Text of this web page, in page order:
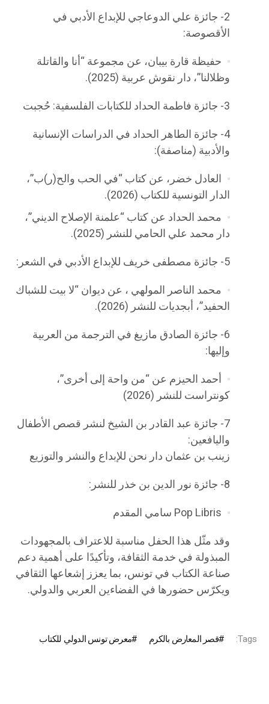
2- جائزة علي الدوعاجي للإبداع الأدبي في
الأقصوصة:
حفيظة قارة بيبان، عن مجموعة “أنا والقاتلة
وظلالنا”، دار نقوش عربية (2025).
3- جائزة فاطمة الحداد للكتابات الفلسفية: حُجبت
4- جائزة الطاهر الحداد في الدراسات الإنسانية
والأدبية (مناصفة):
العادل خضر، عن كتاب “في الحب والح(ر)ب”،
الدار التونسية للكتاب (2026).
محمد الحداد عن كتاب “علمنة الإصلاح الديني”،
دار محمد علي الحامي للنشر (2025).
5- جائزة مصطفى خريف للإبداع الأدبي في الشعر:
محمد الناصر المولهي ، عن ديوان “لا بيت للشباك
الحفيد”، أبجديات للنشر (2026).
6- جائزة الصادق مازيغ في الترجمة من العربية
وإليها:
أحمد الحيزم عن “من واحة إلى أخرى”،
كونتراست للنشر (2026)
7- جائزة عبد القادر بن الشيخ لنشر قصص الأطفال
واليافعين:
زينب بن عثمان دار نحن للإبداع والنشر والتوزيع
8- جائزة نور الدين بن خذر للنشر:
Pop Libris سامي المقدم
وقد مثّل هذا الحفل مناسبة للاعتراف بالمجهودات
المبذولة في خدمة الثقافة، وتأكيدًا على أهمية دعم
صناعة الكتاب في تونس، بما يعزز إشعاعها الثقافي
ويكرّس حضورها في الفضاءين العربي والدولي.
Tags: قصر المعارض بالكرم معرض تونس الدولي للكتاب